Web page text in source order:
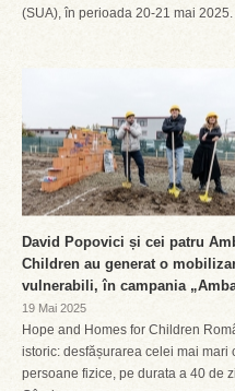
(SUA), în perioada 20-21 mai
David Popovici și cei patru
Children au generat o
vulnerabili, în campania
19 Mai 2025
Hope and Homes for Children
istoric: desfășurarea celei mai
persoane fizice, pe durata a 40 de